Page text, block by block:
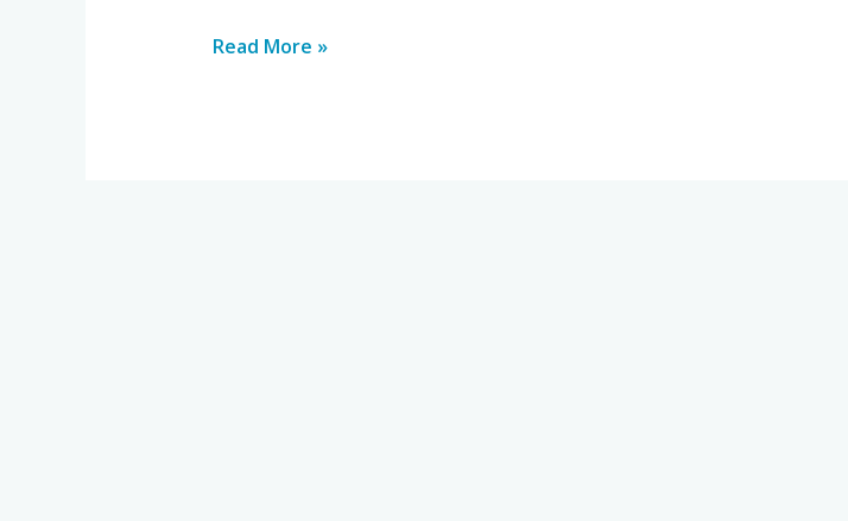
Read More »